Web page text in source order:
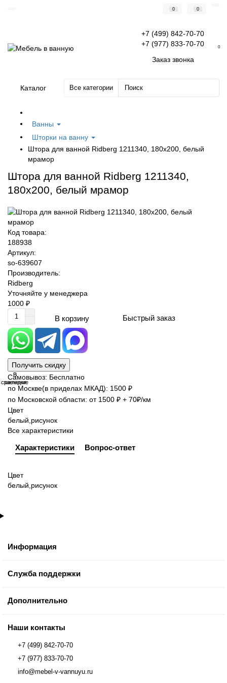
0 0
+7 (499) 842-70-70
+7 (977) 833-70-70
Заказ звонка
0
Каталог Все категории
Ванны
Шторки на ванну
Штора для ванной Ridberg 1211340, 180х200, белый
мрамор
Штора для ванной Ridberg 1211340,
180х200, белый мрамор
Код товара:
188938
Артикул:
so-639607
Производитель:
Ridberg
Уточняйте у менеджера
1000 ₽
В корзину Быстрый заказ
Получить скидку
В
закладки
В
сравнение
Самовывоз: Бесплатно
по Москве(в приделах МКАД): 1500 ₽
по Московской области: от 1500 ₽ + 70₽/км
Цвет
белый,рисунок
Все характеристики
Характеристики Вопрос-ответ
Цвет
белый,рисунок
Информация
Служба поддержки
Дополнительно
Наши контакты
+7 (499) 842-70-70
+7 (977) 833-70-70
info@mebel-v-vannuyu.ru